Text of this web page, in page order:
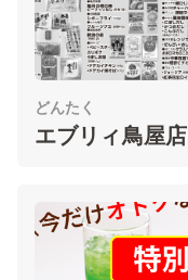
どんたく
エブリィ鳥屋店